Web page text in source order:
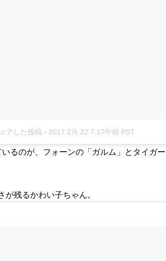
アした投稿 - 2017 2月 22 7:17午前 PST
るのが、フォーンの「ガルム」とタイガー
残るかわい子ちゃん。